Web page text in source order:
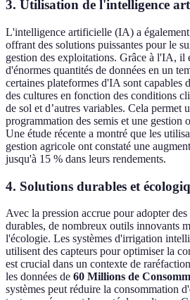
3. Utilisation de l'intelligence
L'intelligence artificielle (IA) a
offrant des solutions puissantes pour le
gestion des exploitations. Grâce à l'IA, il
d'énormes quantités de données en un
certaines plateformes d'IA sont capables
des cultures en fonction des conditions
de sol et d’autres variables. Cela permet
programmation des semis et une gestion
Une étude récente a montré que les
gestion agricole ont constaté une
jusqu'à 15 % dans leurs rendements.
4. Solutions durables et
Avec la pression accrue pour adopter
durables, de nombreux outils innovants
l'écologie. Les systèmes d'irrigation
utilisent des capteurs pour optimiser la
est crucial dans un contexte de
les données de 60 Millions de
systèmes peut réduire la consommation